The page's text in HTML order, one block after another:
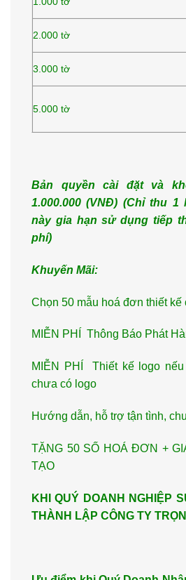
2.000 tờ
3.000 tờ
5.000 tờ
Bản quyền cài đặt và
1.000.000 (VNĐ) (Chỉ thu 1
này gia hạnsử dụng tiếp
phí)
Khuyến Mãi:
Chọn 50 mẫu hoá đơn thiết kế
MIỄN PHÍ Thông Báo Phát
MIỄN PHÍ Thiết kế logo
chưa có logo
Hướng dẫn, hỗ trợ tận tình,
TẶNG 50 SỐ HOÁ ĐƠN +
TẠO
KHI QUÝ DOANH NGHIỆP
THÀNH LẬP CÔNG TY TRỌN